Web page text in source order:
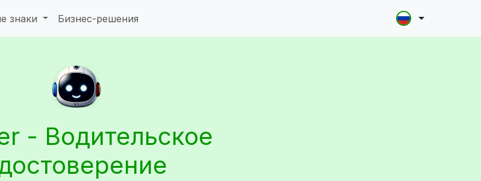
знаки Бизнес-решения
- Водительское